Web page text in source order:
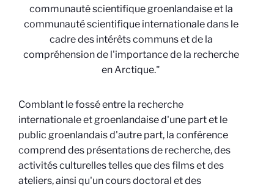
communauté scientifique groenlandaise et la
communauté scientifique internationale dans le
cadre des intérêts communs et de la
compréhension de l'importance de la recherche
en Arctique."
Comblant le fossé entre la recherche
internationale et groenlandaise d'une part et le
public groenlandais d'autre part, la conférence
comprend des présentations de recherche, des
activités culturelles telles que des films et des
ateliers, ainsi qu'un cours doctoral et des